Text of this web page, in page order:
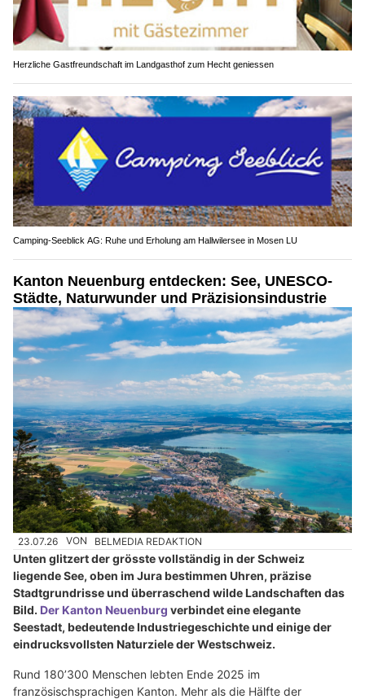
Herzliche Gastfreundschaft im Landgasthof zum Hecht geniessen
Camping-Seeblick AG: Ruhe und Erholung am Hallwilersee in Mosen LU
Kanton Neuenburg entdecken: See, UNESCO-
Städte, Naturwunder und Präzisionsindustrie
23.07.26 VON BELMEDIA REDAKTION
Unten glitzert der grösste vollständig in der Schweiz
liegende See, oben im Jura bestimmen Uhren, präzise
Stadtgrundrisse und überraschend wilde Landschaften das
Bild. Der Kanton Neuenburg verbindet eine elegante
Seestadt, bedeutende Industriegeschichte und einige der
eindrucksvollsten Naturziele der Westschweiz.
Rund 180’300 Menschen lebten Ende 2025 im
französischsprachigen Kanton. Mehr als die Hälfte der